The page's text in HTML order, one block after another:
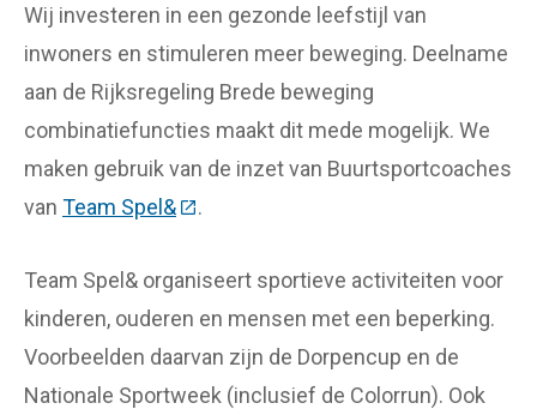
Wij investeren in een gezonde leefstijl van
inwoners en stimuleren meer beweging. Deelname
aan de Rijksregeling Brede beweging
combinatiefuncties maakt dit mede mogelijk. We
maken gebruik van de inzet van Buurtsportcoaches
van Team Spel&(Deze link gaat naar een externe
.
Team Spel& organiseert sportieve activiteiten voor
kinderen, ouderen en mensen met een beperking.
Voorbeelden daarvan zijn de Dorpencup en de
Nationale Sportweek (inclusief de Colorrun). Ook